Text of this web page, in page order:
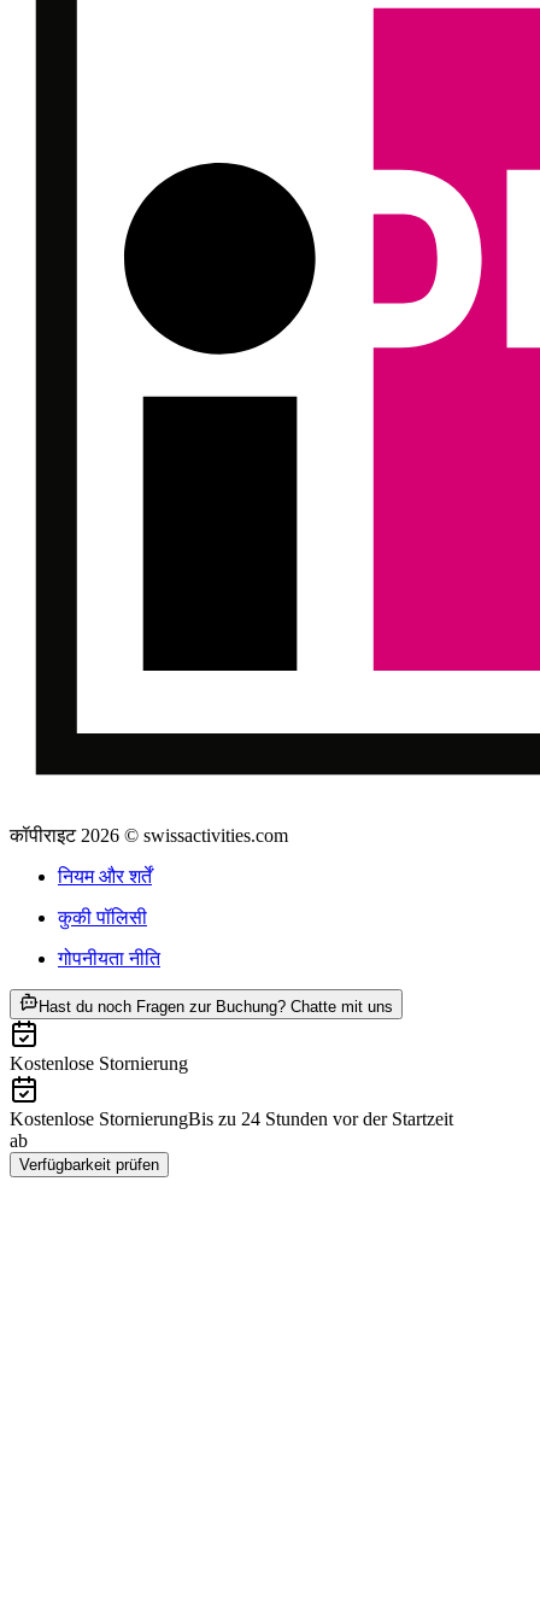
कॉपीराइट 2026 © swissactivities.com
नियम और शर्तें
कुकी पॉलिसी
गोपनीयता नीति
Hast du noch Fragen zur Buchung? Chatte mit uns
Kostenlose Stornierung
Kostenlose StornierungBis zu 24 Stunden vor der Startzeit
ab
Verfügbarkeit prüfen